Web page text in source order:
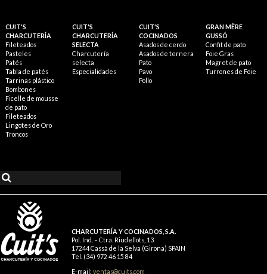
CUIT'S
CHARCUTERÍA
Fileteados
Pasteles
Patés
Tabla de patés
Tarrinas plástico
Bombones
Ficelle de mousse
de pato
Fileteados
Lingotes de Oro
Troncos
CUIT'S
CHARCUTERÍA
SELECTA
Charcutería
selecta
Especialidades
CUIT'S
COCINADOS
Asados de cerdo
Asados de ternera
Pato
Pavo
Pollo
GRAN MÈRE
GUSSÓ
Confit de pato
Foie Gras
Magret de pato
Turrones de Foie
CHARCUTERÍA Y COCINADOS, S.A.
Pol. Ind. – Ctra. Riudellots, 13
17244 Cassà de la Selva (Girona) SPAIN
Tel. (34) 972 46 15 84
E-mail: ventas@cuits.com